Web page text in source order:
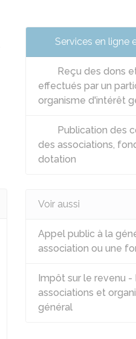
Services en ligne
Reçu des dons
effectués par un
organisme d'intérêt
Publication des
des associations,
dotation
Voir aussi
Appel public à la
association ou une
Impôt sur le revenu -
associations et
général